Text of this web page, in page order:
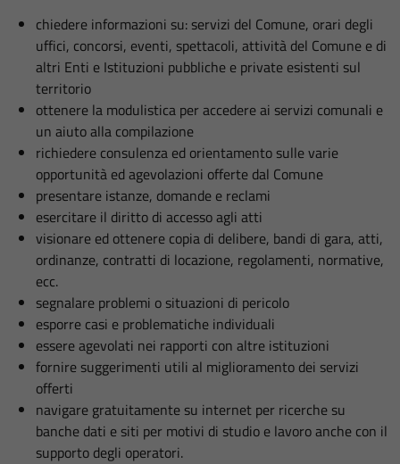
chiedere informazioni su: servizi del Comune, orari degli
uffici, concorsi, eventi, spettacoli, attività del Comune e di
altri Enti e Istituzioni pubbliche e private esistenti sul
territorio
ottenere la modulistica per accedere ai servizi comunali e
un aiuto alla compilazione
richiedere consulenza ed orientamento sulle varie
opportunità ed agevolazioni offerte dal Comune
presentare istanze, domande e reclami
esercitare il diritto di accesso agli atti
visionare ed ottenere copia di delibere, bandi di gara, atti,
ordinanze, contratti di locazione, regolamenti, normative,
ecc.
segnalare problemi o situazioni di pericolo
esporre casi e problematiche individuali
essere agevolati nei rapporti con altre istituzioni
fornire suggerimenti utili al miglioramento dei servizi
offerti
navigare gratuitamente su internet per ricerche su
banche dati e siti per motivi di studio e lavoro anche con il
supporto degli operatori.